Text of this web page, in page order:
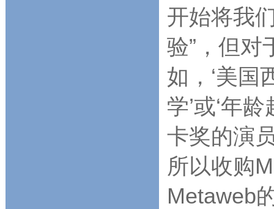
开始将我
验”，但对
如，‘美国
学’或‘年
卡奖的演
所以收购
Metaweb